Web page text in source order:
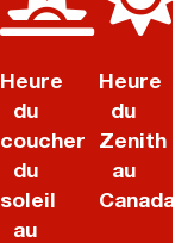
Heure
du
coucher
du
soleil
au
Heure
du
Zenith
au
Canada